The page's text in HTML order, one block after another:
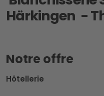
Härkingen -
Notre offre
Hôtellerie